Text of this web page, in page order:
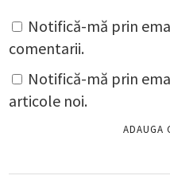
Notifică-mă prin
comentarii.
Notifică-mă prin
articole noi.